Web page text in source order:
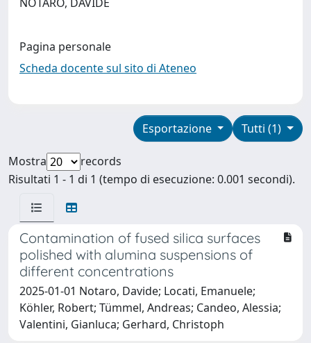
Pagina personale
Scheda docente sul sito di Ateneo
Tutti (1)
Esportazione
Mostra
records
Risultati 1 - 1 di 1 (tempo di esecuzione: 0.001 secondi).
Contamination of fused silica surfaces
polished with alumina suspensions of
different concentrations
2025-01-01 Notaro, Davide; Locati, Emanuele;
Köhler, Robert; Tümmel, Andreas; Candeo, Alessia;
Valentini, Gianluca; Gerhard, Christoph